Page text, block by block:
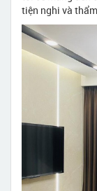
tiện nghi và